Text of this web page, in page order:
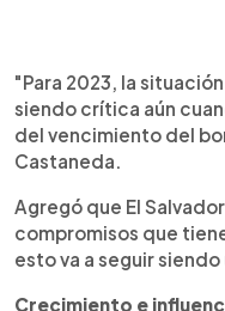
"Para 2023, la
siendo crítica aún
del vencimiento del
Castaneda.
Agregó que El
compromisos que
esto va a seguir
Crecimiento e